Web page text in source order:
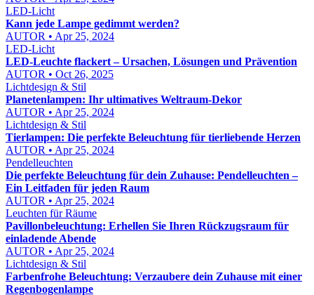
LED-Licht
Kann jede Lampe gedimmt werden?
AUTOR • Apr 25, 2024
LED-Licht
LED-Leuchte flackert – Ursachen, Lösungen und Prävention
AUTOR • Oct 26, 2025
Lichtdesign & Stil
Planetenlampen: Ihr ultimatives Weltraum-Dekor
AUTOR • Apr 25, 2024
Lichtdesign & Stil
Tierlampen: Die perfekte Beleuchtung für tierliebende Herzen
AUTOR • Apr 25, 2024
Pendelleuchten
Die perfekte Beleuchtung für dein Zuhause: Pendelleuchten –
Ein Leitfaden für jeden Raum
AUTOR • Apr 25, 2024
Leuchten für Räume
Pavillonbeleuchtung: Erhellen Sie Ihren Rückzugsraum für
einladende Abende
AUTOR • Apr 25, 2024
Lichtdesign & Stil
Farbenfrohe Beleuchtung: Verzaubere dein Zuhause mit einer
Regenbogenlampe